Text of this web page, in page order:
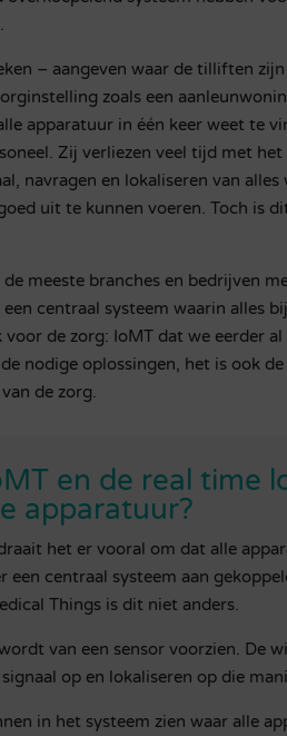
– aangeven waar de tilliften
zoals een
apparatuur in één keer weet te
Zij verliezen veel tijd met het
navragen en lokaliseren van alles
uit te kunnen voeren. Toch is
meeste branches en bedrijven
centraal systeem waarin alles
de zorg: IoMT dat we eerder al
nodige oplossingen, het is ook
de zorg.
en de real time
apparatuur?
het er vooral om dat alle
een centraal systeem aan
Things is dit niet anders.
van een sensor voorzien. De
op en lokaliseren op die
in het systeem zien waar alle